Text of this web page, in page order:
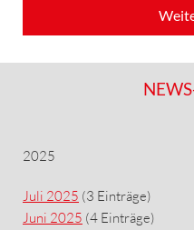
2025
Juli 2025 (3 Einträge)
Juni 2025 (4 Einträge)